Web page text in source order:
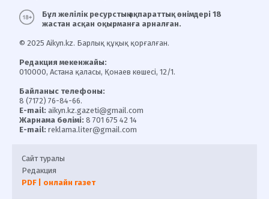
Бұл желілік ресурстың ақпараттық өнімдері 18
жастан асқан оқырманға арналған.
© 2025 Aikyn.kz. Барлық құқық қорғалған.
Редакция мекенжайы:
010000, Астана қаласы, Қонаев көшесі, 12/1.
Байланыс телефоны:
8 (7172) 76-84-66.
E-mail: aikyn.kz.gazeti@gmail.com
Жарнама бөлімі: 8 701 675 42 14
E-mail: reklama.liter@gmail.com
Сайт туралы
Редакция
PDF | онлайн газет